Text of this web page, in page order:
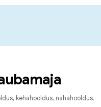
kehahooldus, nahahooldus.